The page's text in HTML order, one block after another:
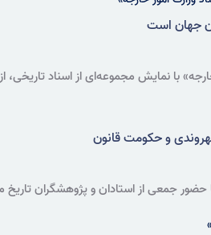
جهان است
با نمایش مجموعه‌ای از اسناد
و حکومت قانون
حضور جمعی از استادان و پژوهشگران